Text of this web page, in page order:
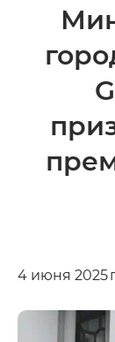
4 июня 2025